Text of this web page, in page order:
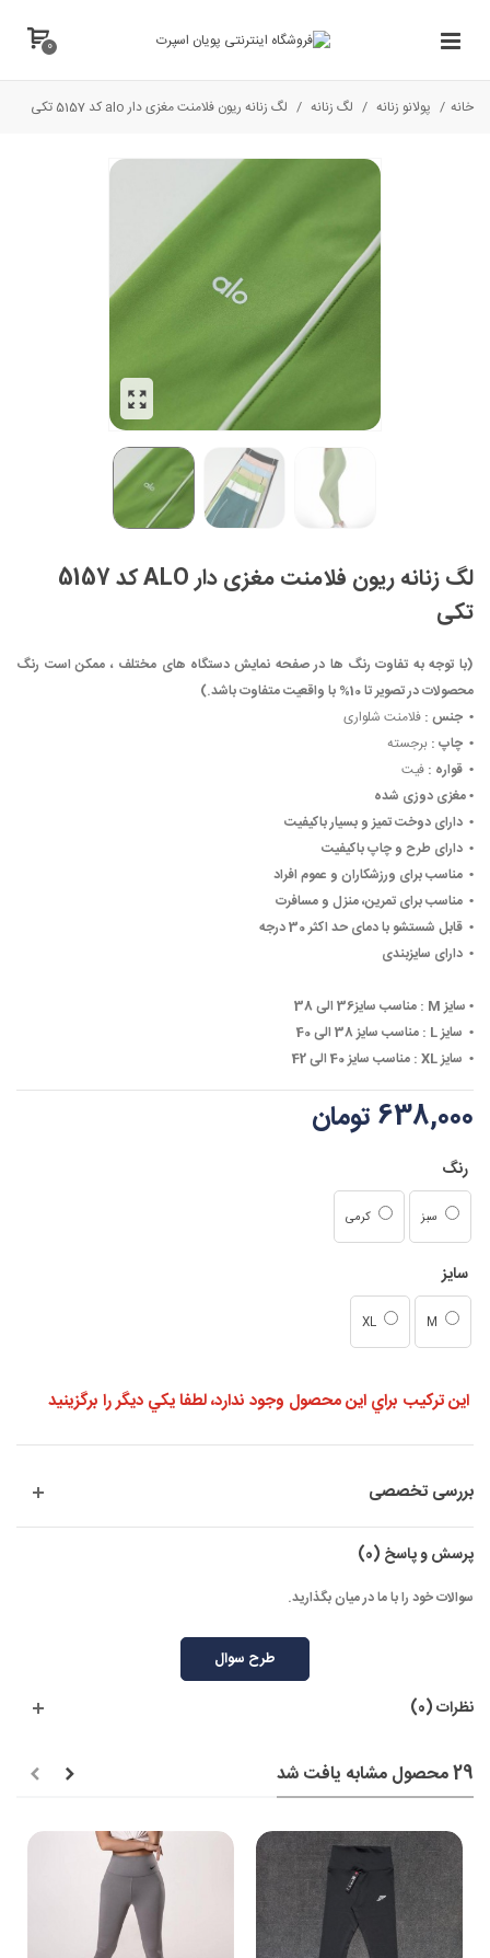
0
خانه / پولانو زنانه / لگ زنانه / لگ زنانه ریون فلامنت مغزی دار alo کد 5157 تکی
لگ زنانه ریون فلامنت مغزی دار ALO کد 5157
تکی
(با توجه به تفاوت رنگ ها در صفحه نمایش دستگاه های مختلف ، ممکن است رنگ
محصولات در تصویر تا 10% با واقعیت متفاوت باشد.)
• ‏ جنس : فلامنت شلواری
• ‏ چاپ : برجسته
• ‏ قواره : فیت
• ‏مغزی دوزی شده
• ‏ دارای دوخت تمیز و بسیار باکیفیت
• ‏ دارای طرح و چاپ باکیفیت
• ‏ مناسب برای ورزشکاران و عموم افراد
• ‏ مناسب برای تمرین، منزل و مسافرت
• ‏ قابل شستشو با دمای حد اکثر 30 درجه
• ‏ دارای سایزبندی
• ‏ سایز M :
مناسب سایز36 الی 38
• ‏ سایز L :
مناسب سایز 38 الی 40
• ‏ سایز XL : مناسب سایز 40 الی 42
638,000 تومان
رنگ
سبز کرمی
سایز
M
XL
اين تركيب براي اين محصول وجود ندارد، لطفا يكي ديگر را برگزينيد
بررسی تخصصی
پرسش و پاسخ (0)
سوالات خود را با ما در میان بگذارید.
طرح سوال
نظرات (0)
29 محصول مشابه یافت شد